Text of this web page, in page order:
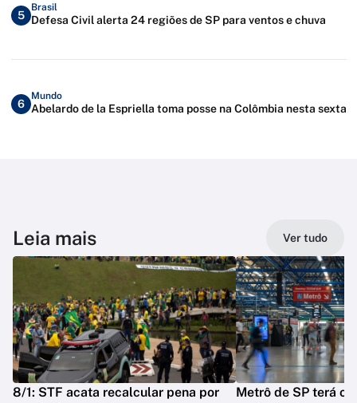
5
Brasil
Defesa Civil alerta 24 regiões de SP para ventos e chuva
6
Mundo
Abelardo de la Espriella toma posse na Colômbia nesta sexta
Leia mais Ver tudo
8/1: STF acata recalcular pena por
Metrô de SP terá